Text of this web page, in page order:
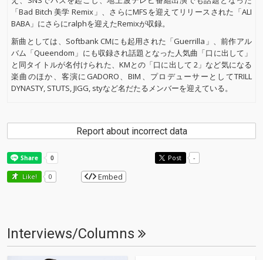
「Bad Bitch 美学 Remix」、さらにMFSを迎えてリリースされた「ALI
BABA」にさらにralphを迎えたRemixが収録。
新曲としては、Softbank CMにも起用された「Guerrilla」、前作アル
バム「Queendom」にも収録され話題となった人気曲「口に出して」
と同タイトルが名付けられた、KMとの「口に出して 2」など気になる
楽曲のほか、客演にGADORO、BIM、プロデューサーとしてTRILL
DYNASTY, STUTS, JIGG, styなど名だたるメンバーを迎えている。
Report about incorrect data
Post -
Like! 0 Embed
Interviews/Columns